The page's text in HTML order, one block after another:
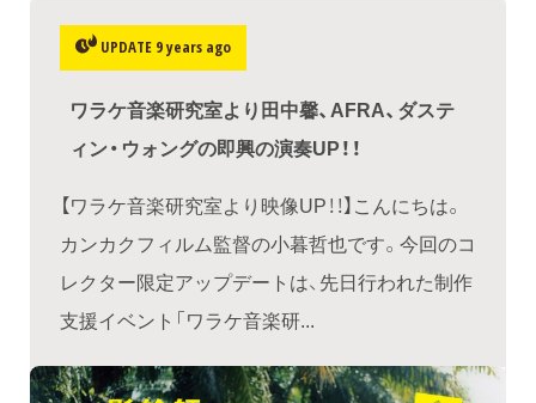
UPDATE 9 years ago
ワラケ音楽研究室より田中馨、AFRA、ダステ
ィン・ウォングの即興の演奏UP！！
【ワラケ音楽研究室より映像UP！！】こんにちは。
カンカクフィルム監督の小暮哲也です。今回のコ
レクター限定アップデートは、先日行われた制作
支援イベント「ワラケ音楽研...